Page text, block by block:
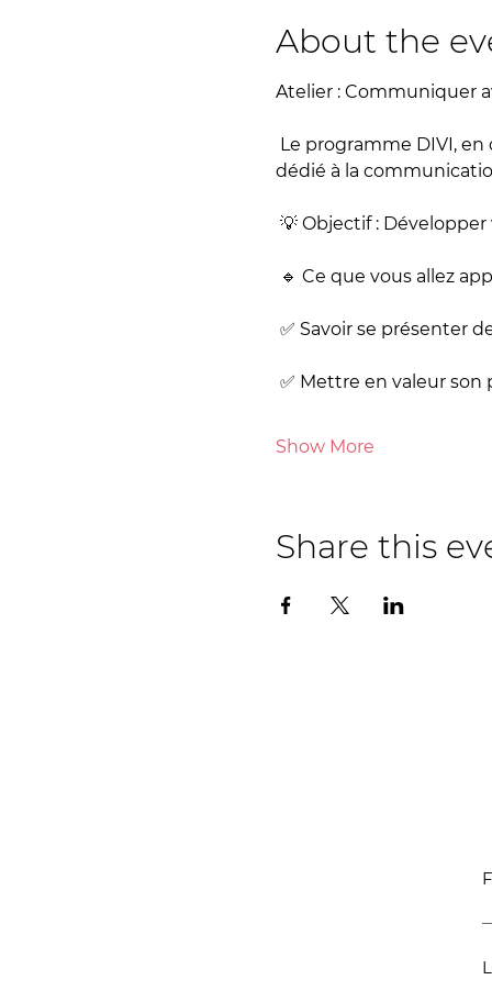
About the
Atelier : Communiquer
dédié à la
💡 Objectif :
🔹 Ce que vous allez
✅ Savoir se présenter
✅ Mettre en valeur
Show More
Share this